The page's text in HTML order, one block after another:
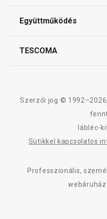
Gyakori kérdések
Reklamáció és
Együttműködés
TESCOMA
Adatkezelési Tájékoztató
Szerzői jog ©
lábléc-
Sütikkel kapcsolatos
Professzionális,
webáruház